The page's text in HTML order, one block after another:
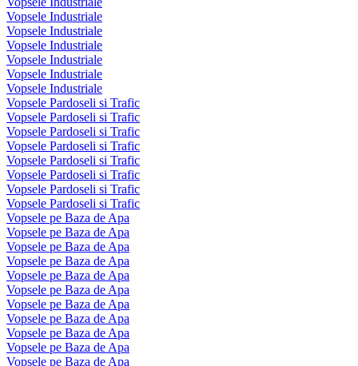
Vopsele Industriale
Vopsele Industriale
Vopsele Industriale
Vopsele Industriale
Vopsele Industriale
Vopsele Industriale
Vopsele Pardoseli si Trafic
Vopsele Pardoseli si Trafic
Vopsele Pardoseli si Trafic
Vopsele Pardoseli si Trafic
Vopsele Pardoseli si Trafic
Vopsele Pardoseli si Trafic
Vopsele Pardoseli si Trafic
Vopsele Pardoseli si Trafic
Vopsele pe Baza de Apa
Vopsele pe Baza de Apa
Vopsele pe Baza de Apa
Vopsele pe Baza de Apa
Vopsele pe Baza de Apa
Vopsele pe Baza de Apa
Vopsele pe Baza de Apa
Vopsele pe Baza de Apa
Vopsele pe Baza de Apa
Vopsele pe Baza de Apa
Vopsele pe Baza de Apa